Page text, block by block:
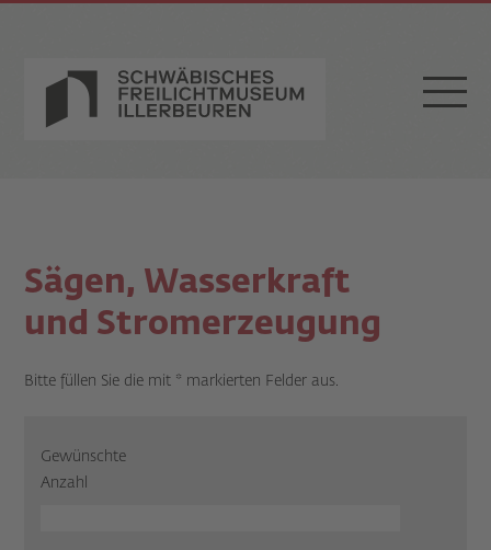
Sägen, Wasserkraft
und Stromerzeugung
Bitte füllen Sie die mit * markierten Felder aus.
Gewünschte
Anzahl